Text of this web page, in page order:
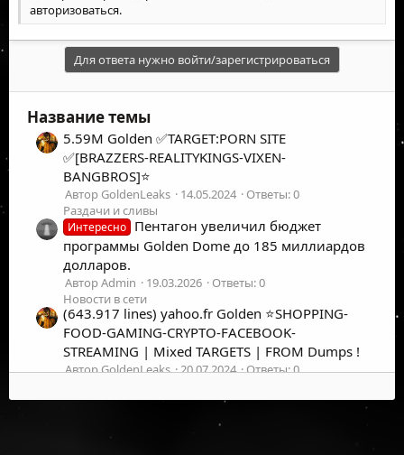
авторизоваться.
Для ответа нужно войти/зарегистрироваться
Название темы
5.59M Golden ✅TARGET:PORN SITE
✅[BRAZZERS-REALITYKINGS-VIXEN-
BANGBROS]⭐️
Автор GoldenLeaks 14.05.2024
Ответы: 0
Раздачи и сливы
Интересно Пентагон увеличил бюджет
программы Golden Dome до 185 миллиардов
долларов.
Автор Admin 19.03.2026
Ответы: 0
Новости в сети
(643.917 lines) yahoo.fr Golden ⭐SHOPPING-
FOOD-GAMING-CRYPTO-FACEBOOK-
STREAMING | Mixed TARGETS | FROM Dumps !
Автор GoldenLeaks 20.07.2024
Ответы: 0
(521.212 lines) hotmail.com Shopping
TARGETTED COMBOLIST⭐️FRESH &
PREMIUM⭐Golden Leak⭐️